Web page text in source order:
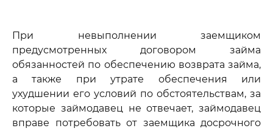
При невыполнении заемщиком
предусмотренных договором займа
обязанностей по обеспечению возврата займа,
а также при утрате обеспечения или
ухудшении его условий по обстоятельствам, за
которые займодавец не отвечает, займодавец
вправе потребовать от заемщика досрочного